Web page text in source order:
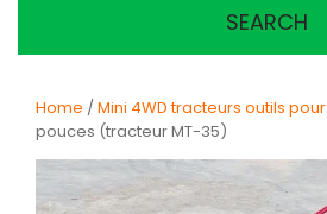
SEARCH
Home / Mini 4WD tracteurs outils pour
pouces (tracteur MT-35)